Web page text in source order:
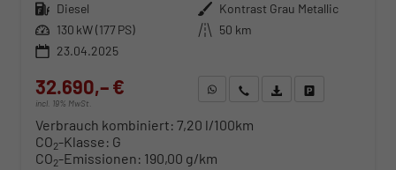
Kraftstoff Diesel Außenfarbe Kontrast Grau Metallic
Leistung 130 kW (177 PS) Kilometerstand 50 km
23.04.2025
32.690,– €
incl. 19% MwSt.
WhatsApp anfragen
Wir rufen Sie anFahrzeugexposé (PDF)
Verbrauch kombiniert: 7,20 l/100km
CO2-Klasse: G
CO2-Emissionen: 190,00 g/km